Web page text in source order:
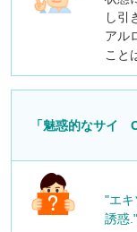
し引
アル
こと
「魅惑的なサイ
"エキ
誘惑